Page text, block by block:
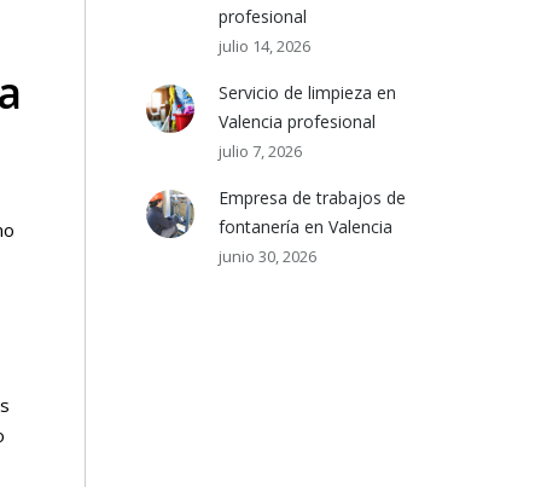
profesional
julio 14, 2026
Servicio de limpieza en
Valencia profesional
julio 7, 2026
Empresa de trabajos de
fontanería en Valencia
junio 30, 2026